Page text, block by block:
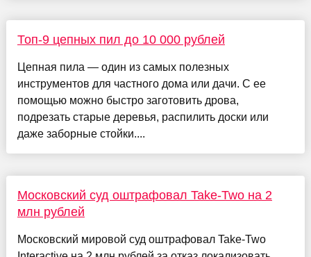
Топ-9 цепных пил до 10 000 рублей
Цепная пила — один из самых полезных
инструментов для частного дома или дачи. С ее
помощью можно быстро заготовить дрова,
подрезать старые деревья, распилить доски или
даже заборные стойки....
Московский суд оштрафовал Take-Two на 2
млн рублей
Московский мировой суд оштрафовал Take-Two